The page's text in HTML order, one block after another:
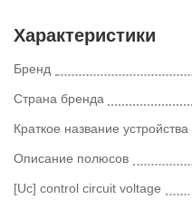
Характеристики
Бренд
Страна бренда
Краткое название устройства
Описание полюсов
[Uc] control circuit voltage